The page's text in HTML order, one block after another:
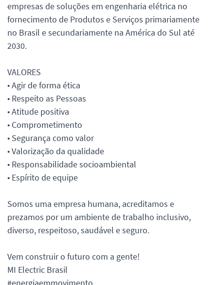
empresas de soluções em engenharia elétrica no
fornecimento de Produtos e Serviços primariamente
no Brasil e secundariamente na América do Sul até
2030.
VALORES
• Agir de forma ética
• Respeito as Pessoas
• Atitude positiva
• Comprometimento
• Segurança como valor
• Valorização da qualidade
• Responsabilidade socioambiental
• Espírito de equipe
Somos uma empresa humana, acreditamos e
prezamos por um ambiente de trabalho inclusivo,
diverso, respeitoso, saudável e seguro.
Vem construir o futuro com a gente!
MI Electric Brasil